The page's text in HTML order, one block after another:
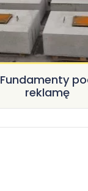
Fundamenty
reklamę